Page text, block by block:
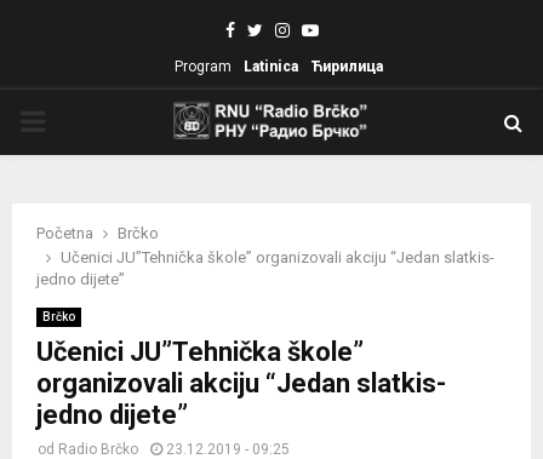
Facebook
TwitterInstagram
Youtube
Program Latinica Ћирилица
Početna
Brčko
Učenici JU”Tehnička škole” organizovali akciju “Jedan slatkis-
jedno dijete”
Brčko
Učenici JU”Tehnička škole”
organizovali akciju “Jedan slatkis-
jedno dijete”
od Radio Brčko 23.12.2019 - 09:25